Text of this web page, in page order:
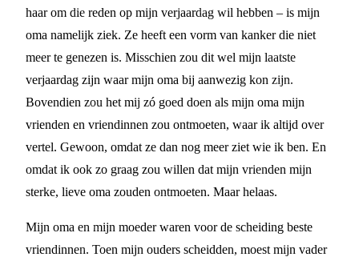
haar om die reden op mijn verjaardag wil hebben – is mijn
oma namelijk ziek. Ze heeft een vorm van kanker die niet
meer te genezen is. Misschien zou dit wel mijn laatste
verjaardag zijn waar mijn oma bij aanwezig kon zijn.
Bovendien zou het mij zó goed doen als mijn oma mijn
vrienden en vriendinnen zou ontmoeten, waar ik altijd over
vertel. Gewoon, omdat ze dan nog meer ziet wie ik ben. En
omdat ik ook zo graag zou willen dat mijn vrienden mijn
sterke, lieve oma zouden ontmoeten. Maar helaas.
Mijn oma en mijn moeder waren voor de scheiding beste
vriendinnen. Toen mijn ouders scheidden, moest mijn vader